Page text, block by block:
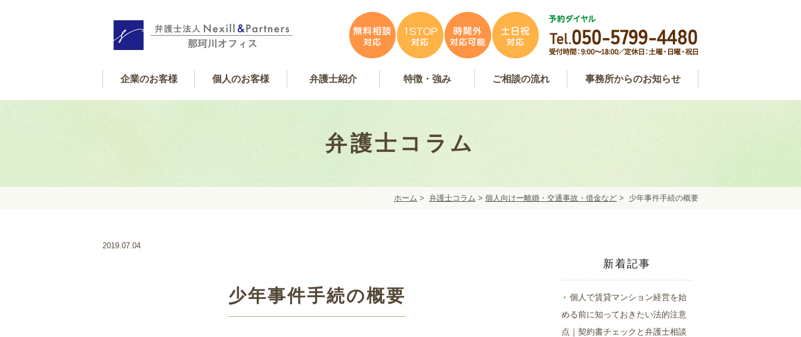
企業のお客様 個人のお客様
個人サポート内容
遺産相続
離婚
借金・金銭
交通事故 弁護士紹介 特徴・強み
特徴・強み
事務所紹介
アンケート掲載 ご相談の流れ
無料相談
お問い合わせ
弁護士費用 事務所からのお知らせ
事務所からのお知らせ
弁護士コラム
弁護士コラム
ホーム > 弁護士コラム > 個人向けー離婚・交通事故・借金など > 少年事件手続の概要
2019.07.04
少年事件手続の概要
新着記事
個人で賃貸マンション経営を始
める前に知っておきたい法的注意
点｜契約書チェックと弁護士相談